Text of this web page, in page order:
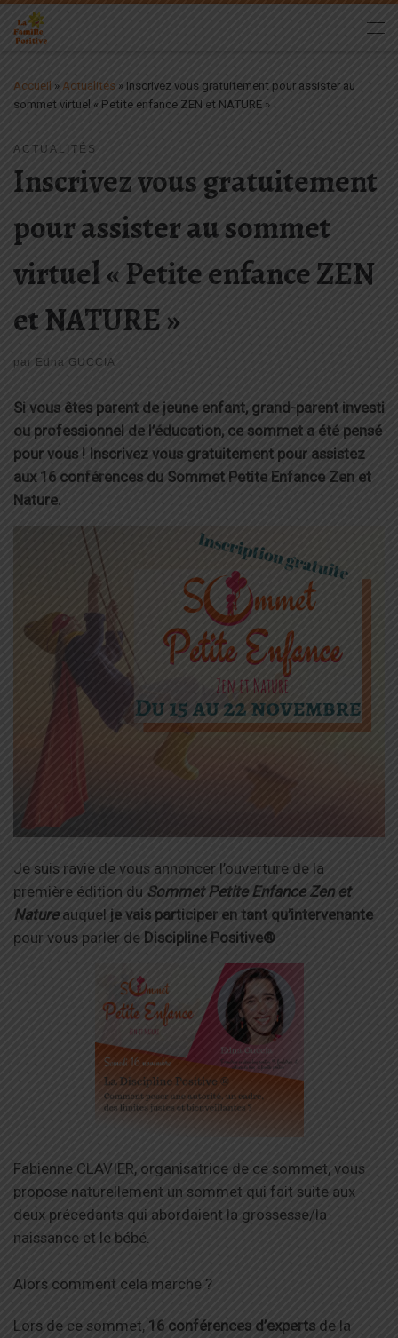
Passer au contenu
Accueil » Actualités » Inscrivez vous gratuitement pour assister au
sommet virtuel « Petite enfance ZEN et NATURE »
ACTUALITÉS
Inscrivez vous gratuitement
pour assister au sommet
virtuel « Petite enfance ZEN
et NATURE »
par Edna GUCCIA
Si vous êtes parent de jeune enfant, grand-parent investi
ou professionnel de l’éducation, ce sommet a été pensé
pour vous ! Inscrivez vous gratuitement pour assistez
aux 16 conférences du Sommet Petite Enfance Zen et
Nature.
Je suis ravie de vous annoncer l’ouverture de la
première édition du Sommet Petite Enfance Zen et
Natureauquel je vais participer en tant qu’intervenante
pour vous parler de Discipline Positive®
Fabienne CLAVIER, organisatrice de ce sommet, vous
propose naturellement un sommet qui fait suite aux
deux précedants qui abordaient la grossesse/la
naissance et le bébé.
Alors comment cela marche ?
Lors de ce sommet, 16 conférences d’experts de la